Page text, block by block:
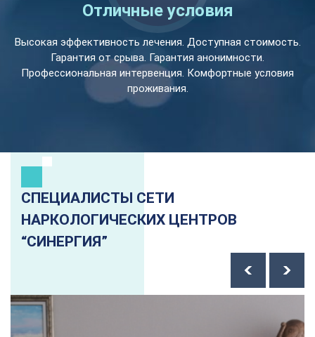
Отличные условия
Высокая эффективность лечения. Доступная стоимость.
Гарантия от срыва. Гарантия анонимности.
Профессиональная интервенция. Комфортные условия
проживания.
СПЕЦИАЛИСТЫ СЕТИ
НАРКОЛОГИЧЕСКИХ ЦЕНТРОВ
“СИНЕРГИЯ”